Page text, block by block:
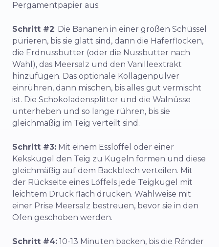
Pergamentpapier aus.
Schritt #2: Die Bananen in einer großen Schüssel
pürieren, bis sie glatt sind, dann die Haferflocken,
die Erdnussbutter (oder die Nussbutter nach
Wahl), das Meersalz und den Vanilleextrakt
hinzufügen. Das optionale Kollagenpulver
einrühren, dann mischen, bis alles gut vermischt
ist. Die Schokoladensplitter und die Walnüsse
unterheben und so lange rühren, bis sie
gleichmäßig im Teig verteilt sind.
Schritt #3: Mit einem Esslöffel oder einer
Kekskugel den Teig zu Kugeln formen und diese
gleichmäßig auf dem Backblech verteilen. Mit
der Rückseite eines Löffels jede Teigkugel mit
leichtem Druck flach drücken. Wahlweise mit
einer Prise Meersalz bestreuen, bevor sie in den
Ofen geschoben werden.
Schritt #4: 10-13 Minuten backen, bis die Ränder